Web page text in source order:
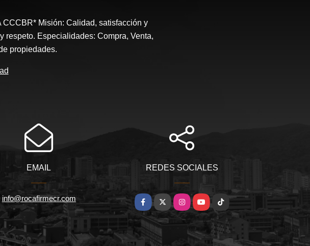
Misión: Calidad, satisfacción y
respeto. Especialidades: Compra, Venta,
propiedades.
EMAIL
info@rocafirmecr.com
REDES SOCIALES
Facebook
X InstagramYouTubeTikTok